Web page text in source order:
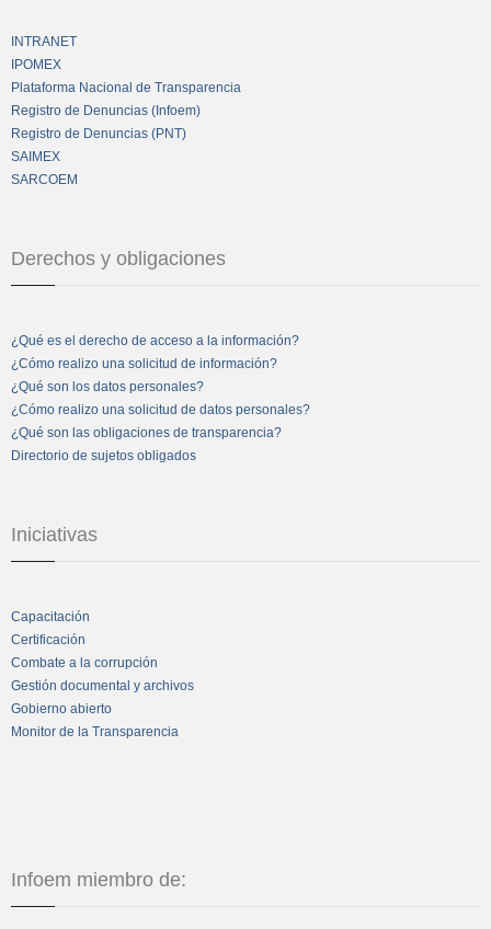
INTRANET
IPOMEX
Plataforma Nacional de Transparencia
Registro de Denuncias (Infoem)
Registro de Denuncias (PNT)
SAIMEX
SARCOEM
Derechos y obligaciones
¿Qué es el derecho de acceso a la información?
¿Cómo realizo una solicitud de información?
¿Qué son los datos personales?
¿Cómo realizo una solicitud de datos personales?
¿Qué son las obligaciones de transparencia?
Directorio de sujetos obligados
Iniciativas
Capacitación
Certificación
Combate a la corrupción
Gestión documental y archivos
Gobierno abierto
Monitor de la Transparencia
Infoem miembro de: